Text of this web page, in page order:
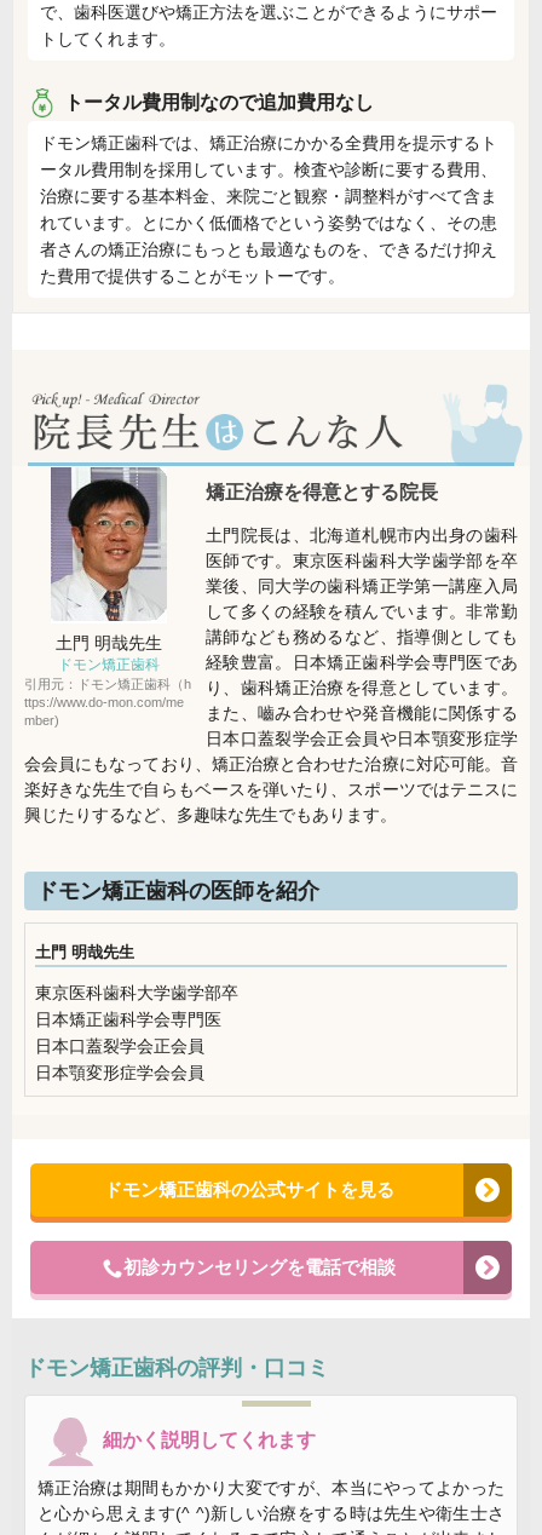
で、歯科医選びや矯正方法を選ぶことができるようにサポー
トしてくれます。
トータル費用制なので追加費用なし
ドモン矯正歯科では、矯正治療にかかる全費用を提示するト
ータル費用制を採用しています。検査や診断に要する費用、
治療に要する基本料金、来院ごと観察・調整料がすべて含ま
れています。とにかく低価格でという姿勢ではなく、その患
者さんの矯正治療にもっとも最適なものを、できるだけ抑え
た費用で提供することがモットーです。
土門 明哉先生
ドモン矯正歯科
引用元：ドモン矯正歯科（h
ttps://www.do-mon.com/me
mber)
矯正治療を得意とする院長
土門院長は、北海道札幌市内出身の歯科
医師です。東京医科歯科大学歯学部を卒
業後、同大学の歯科矯正学第一講座入局
して多くの経験を積んでいます。非常勤
講師なども務めるなど、指導側としても
経験豊富。日本矯正歯科学会専門医であ
り、歯科矯正治療を得意としています。
また、嚙み合わせや発音機能に関係する
日本口蓋裂学会正会員や日本顎変形症学
会会員にもなっており、矯正治療と合わせた治療に対応可能。音
楽好きな先生で自らもベースを弾いたり、スポーツではテニスに
興じたりするなど、多趣味な先生でもあります。
ドモン矯正歯科の医師を紹介
土門 明哉先生
東京医科歯科大学歯学部卒
日本矯正歯科学会専門医
日本口蓋裂学会正会員
日本顎変形症学会会員
ドモン矯正歯科の公式サイトを見る
初診カウンセリングを電話で相談
ドモン矯正歯科の評判・口コミ
細かく説明してくれます
矯正治療は期間もかかり大変ですが、本当にやってよかった
と心から思えます(^ ^)新しい治療をする時は先生や衛生士さ